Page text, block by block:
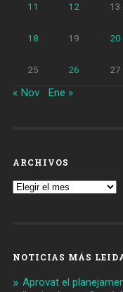
11 12 13
18 19 20
25 26 27
« Nov Ene »
ARCHIVOS
Archivos
NOTICIAS MÁS
Aprovat el